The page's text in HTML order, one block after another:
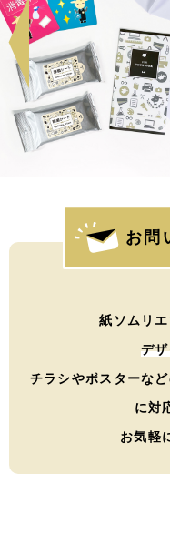
お問
紙ソムリ
デ
チラシやポスターな
に対
お気軽